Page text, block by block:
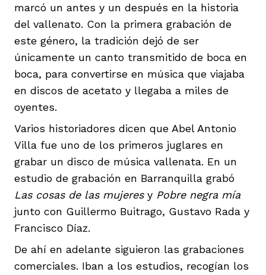
marcó un antes y un después en la historia
del vallenato. Con la primera grabación de
este género, la tradición dejó de ser
únicamente un canto transmitido de boca en
boca, para convertirse en música que viajaba
en discos de acetato y llegaba a miles de
oyentes.
Varios historiadores dicen que Abel Antonio
Villa fue uno de los primeros juglares en
grabar un disco de música vallenata. En un
estudio de grabación en Barranquilla grabó
Las cosas de las mujeresy Pobre negra mía
junto con Guillermo Buitrago, Gustavo Rada y
Francisco Díaz.
De ahí en adelante siguieron las grabaciones
comerciales. Iban a los estudios, recogían los